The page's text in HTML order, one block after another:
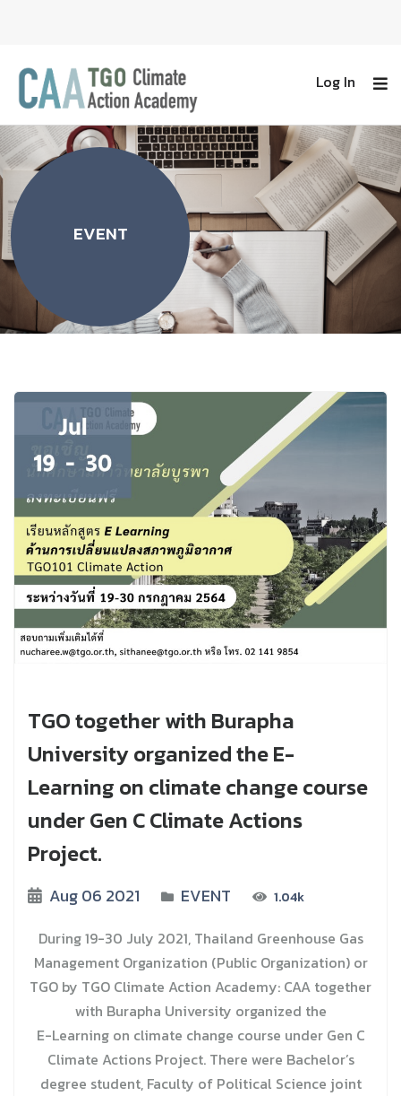
Log In
TGO together with Burapha
University organized the E-
Learning on climate change course
under Gen C Climate Actions
Project.
Aug 06 2021 EVENT 1.04k
During 19-30 July 2021, Thailand Greenhouse Gas
Management Organization (Public Organization) or
TGO by TGO Climate Action Academy: CAA together
with Burapha University organized the
E-Learning on climate change course under Gen C
Climate Actions Project. There were Bachelor’s
degree student, Faculty of Political Science joint